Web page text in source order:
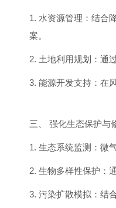
1. 水资源管理：结合
案。
2. 土地利用规划：通
3. 能源开发支持：在
三、 强化生态保护与
1. 生态系统监测：微
2. 生物多样性保护：
3. 污染扩散模拟：结